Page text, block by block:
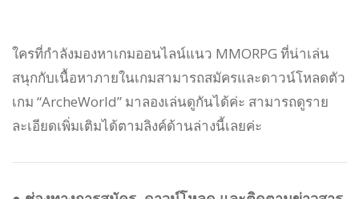
ใครที่กำลังมองหาเกมออนไลน์แนว MMORPG ที่น่าเล่น
สนุกกับเนื้อหาภายในเกมสามารถสมัครและดาวน์โหลดตัว
เกม “ArcheWorld” มาลองเล่นดูกันได้ค่ะ สามารถดูราย
ละเอียดเพิ่มเติมได้ตามลิงค์ด้านล่างนี้เลยค่ะ